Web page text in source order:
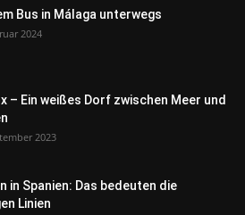
Bus in Málaga unterwegs
2024
– Ein weißes Dorf zwischen Meer und
2023
in Spanien: Das bedeuten die
Linien